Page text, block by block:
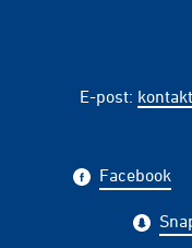
E-post:
Facebook